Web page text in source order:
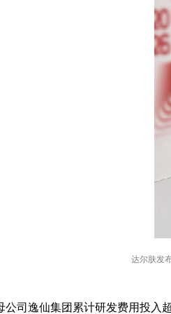
达尔肤发
公司逸仙集团累计研发费用投